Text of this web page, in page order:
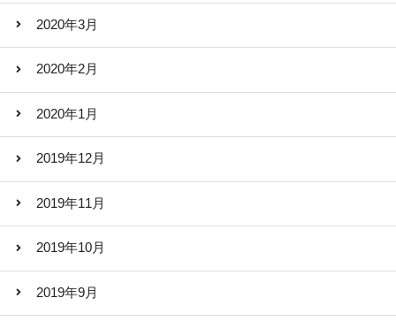
2020年3月
2020年2月
2020年1月
2019年12月
2019年11月
2019年10月
2019年9月